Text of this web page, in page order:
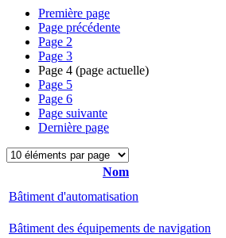
Première page
Page précédente
Page 2
Page 3
Page 4 (page actuelle)
Page 5
Page 6
Page suivante
Dernière page
Nom
Bâtiment d'automatisation
Bâtiment des équipements de navigation